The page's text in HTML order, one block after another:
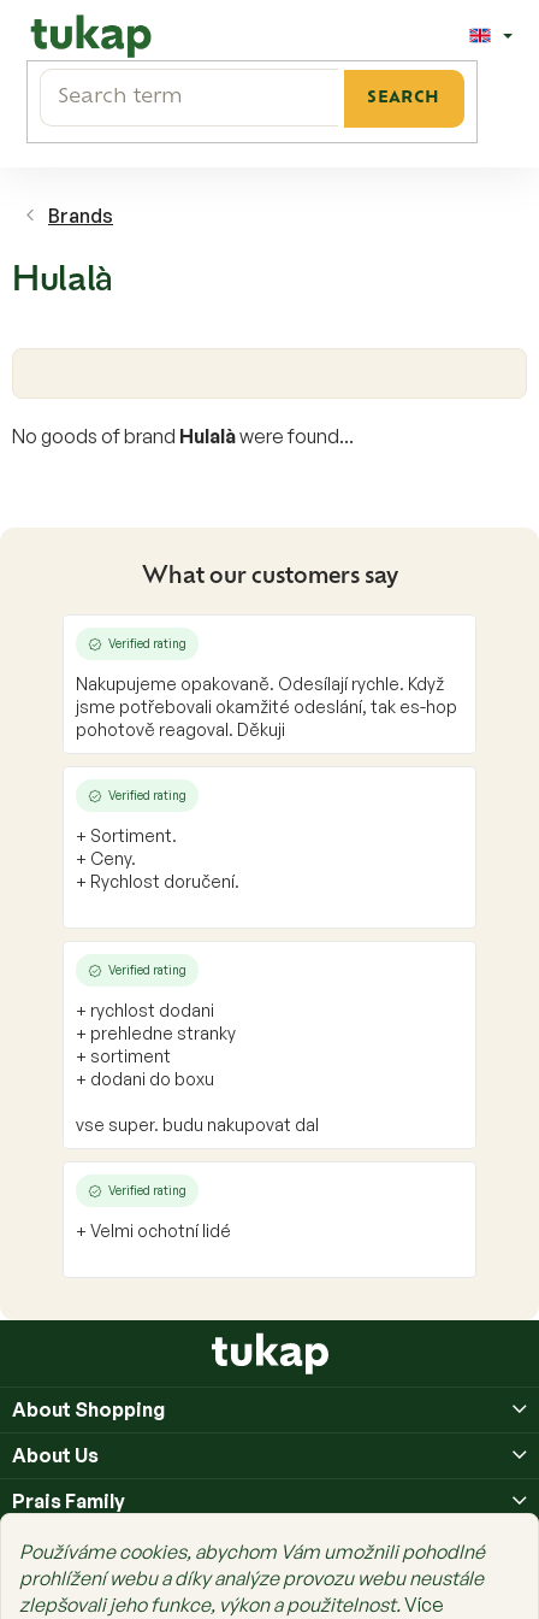
Používáme cookies, abychom Vám umožnili pohodlné
prohlížení webu a díky analýze provozu webu neustále
zlepšovali jeho funkce, výkon a použitelnost.Více
content
SEARCH
Brands
Hulalà
No goods of brand Hulalàwere found...
What our customers say
Verified rating
Nakupujeme opakovaně. Odesílají rychle. Když
jsme potřebovali okamžité odeslání, tak es-hop
pohotově reagoval. Děkuji
Verified rating
+ Sortiment.
+ Ceny.
+ Rychlost doručení.
Verified rating
+ rychlost dodani
+ prehledne stranky
+ sortiment
+ dodani do boxu
vse super. budu nakupovat dal
Verified rating
+ Velmi ochotní lidé
About Shopping
About Us
Prais Family